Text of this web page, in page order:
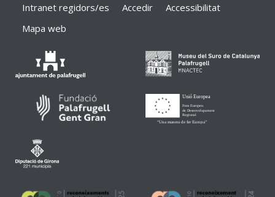
Intranet regidors/es
Accedir
Accessibilitat
Mapa web